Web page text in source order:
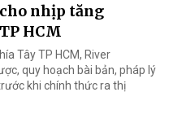
nhịp tăng
HCM
Tây TP HCM, River
quy hoạch bài bản, pháp lý
khi chính thức ra thị